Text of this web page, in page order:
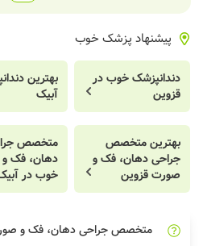
پیشنهاد پزشک خوب
دندانپزشک خوب در
قزوین
بهترین
آبیک
بهترین متخصص
جراحی دهان، فک و
صورت قزوین
متخصص
دهان، فک
خوب در
متخصص جراحی دهان، فک و